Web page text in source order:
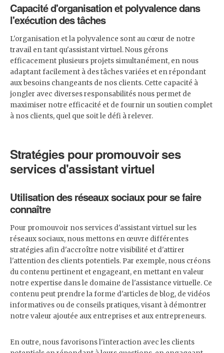
Capacité d'organisation et polyvalence dans
l'exécution des tâches
L'organisation et la polyvalence sont au cœur de notre
travail en tant qu'assistant virtuel. Nous gérons
efficacement plusieurs projets simultanément, en nous
adaptant facilement à des tâches variées et en répondant
aux besoins changeants de nos clients. Cette capacité à
jongler avec diverses responsabilités nous permet de
maximiser notre efficacité et de fournir un soutien complet
à nos clients, quel que soit le défi à relever.
Stratégies pour promouvoir ses
services d'assistant virtuel
Utilisation des réseaux sociaux pour se faire
connaître
Pour promouvoir nos services d'assistant virtuel sur les
réseaux sociaux, nous mettons en œuvre différentes
stratégies afin d'accroître notre visibilité et d'attirer
l'attention des clients potentiels. Par exemple, nous créons
du contenu pertinent et engageant, en mettant en valeur
notre expertise dans le domaine de l'assistance virtuelle. Ce
contenu peut prendre la forme d'articles de blog, de vidéos
informatives ou de conseils pratiques, visant à démontrer
notre valeur ajoutée aux entreprises et aux entrepreneurs.
En outre, nous favorisons l'interaction avec les clients